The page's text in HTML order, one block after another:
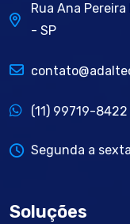
Rua Ana
- SP
(11) 99719-8422
Segunda a
Soluções